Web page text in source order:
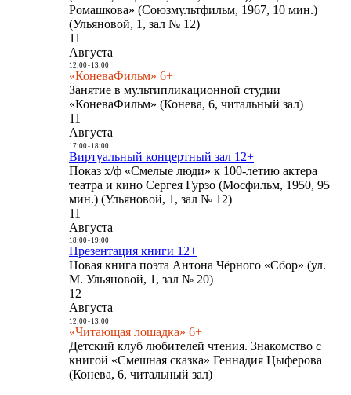
Ромашкова» (Союзмультфильм, 1967, 10 мин.)
(Ульяновой, 1, зал № 12)
11
Августа
12:00- 13:00
«КоневаФильм» 6+
Занятие в мультипликационной студии
«КоневаФильм» (Конева, 6, читальный зал)
11
Августа
17:00- 18:00
Виртуальный концертный зал 12+
Показ х/ф «Смелые люди» к 100-летию актера
театра и кино Сергея Гурзо (Мосфильм, 1950, 95
мин.) (Ульяновой, 1, зал № 12)
11
Августа
18:00- 19:00
Презентация книги 12+
Новая книга поэта Антона Чёрного «Сбор» (ул.
М. Ульяновой, 1, зал № 20)
12
Августа
12:00- 13:00
«Читающая лошадка» 6+
Детский клуб любителей чтения. Знакомство с
книгой «Смешная сказка» Геннадия Цыферова
(Конева, 6, читальный зал)